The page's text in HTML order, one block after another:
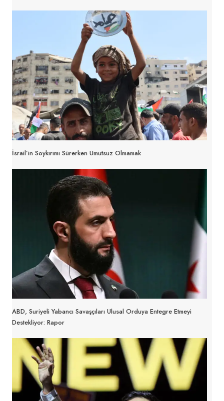
İsrail’in Soykırımı Sürerken Umutsuz Olmamak
ABD, Suriyeli Yabancı Savaşçıları Ulusal Orduya Entegre Etmeyi
Destekliyor: Rapor